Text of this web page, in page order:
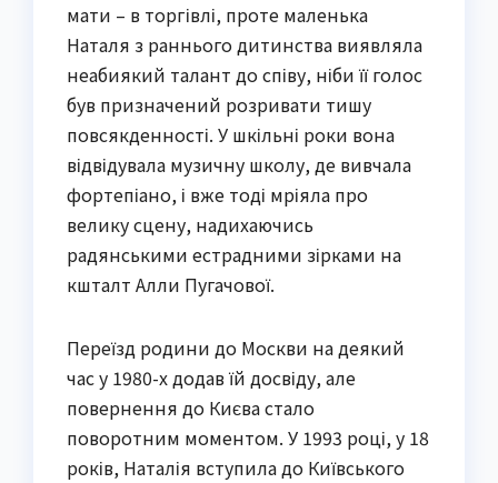
мати – в торгівлі, проте маленька
Наталя з раннього дитинства виявляла
неабиякий талант до співу, ніби її голос
був призначений розривати тишу
повсякденності. У шкільні роки вона
відвідувала музичну школу, де вивчала
фортепіано, і вже тоді мріяла про
велику сцену, надихаючись
радянськими естрадними зірками на
кшталт Алли Пугачової.
Переїзд родини до Москви на деякий
час у 1980-х додав їй досвіду, але
повернення до Києва стало
поворотним моментом. У 1993 році, у 18
років, Наталія вступила до Київського